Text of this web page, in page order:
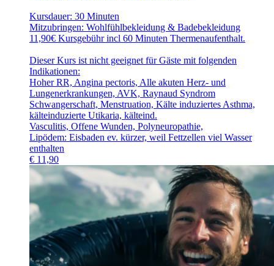
Kursdauer: 30 Minuten
Mitzubringen: Wohlfühlbekleidung & Badebekleidung
11,90€ Kursgebühr incl 60 Minuten Thermenaufenthalt.
Dieser Kurs ist nicht geeignet für Gäste mit folgenden
Indikationen:
Hoher RR, Angina pectoris, Alle akuten Herz- und
Lungenerkrankungen, AVK, Raynaud Syndrom
Schwangerschaft, Menstruation, Kälte induziertes Asthma,
kälteinduzierte Utikaria, kälteind.
Vasculitis, Offene Wunden, Polyneuropathie,
Lipödem: Eisbaden ev. kürzer, weil Fettzellen viel Wasser
enthalten
€ 11,90